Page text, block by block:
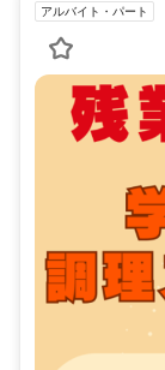
アルバイト・パート